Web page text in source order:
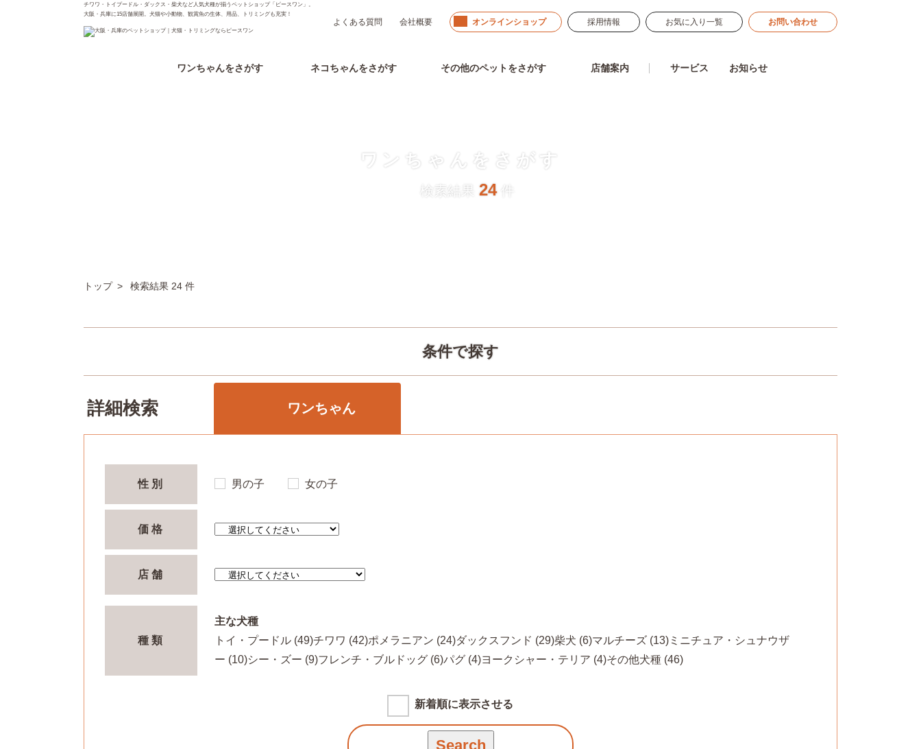
チワワ・トイプードル・ダックス・柴犬など人気犬種が揃うペットショップ「ピースワン」。
大阪・兵庫に15店舗展開。犬猫や小動物、観賞魚の生体、用品、トリミングも充実！
よくある質問 会社概要 オンラインショップ 採用情報 お気に入り一覧 お問い合わせ
ワンちゃんをさがす ネコちゃんをさがす その他のペットをさがす 店舗案内 サービス お知らせ
ワンちゃんをさがす
検索結果 24件
トップ 検索結果 24 件
条件で探す
詳細検索 ワンちゃん
その他のペット
性別 男の子 女の子
価格
店舗
種類
主な犬種
トイ・プードル (49)チワワ (42)ポメラニアン (24)ダックスフンド (29)柴犬 (6)マルチーズ (13) ミニチュア・シュナウザ
ー (10)シー・ズー (9)フレンチ・ブルドッグ (6)パグ (4)ヨークシャー・テリア (4)その他犬種 (46)
新着順に表示させる